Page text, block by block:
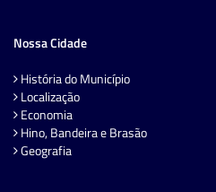
Nossa Cidade
História do Município
Localização
Economia
Hino, Bandeira e Brasão
Geografia